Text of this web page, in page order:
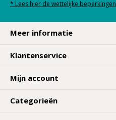
* Lees hier de wettelijke beperkingen
Meer informatie
Klantenservice
Mijn account
Categorieën